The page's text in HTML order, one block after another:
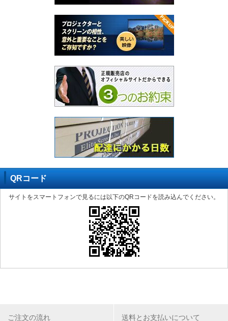
QRコード
サイトをスマートフォンで見るには以下のQRコードを読み込んでください。
ご注文の流れ 送料とお支払いについて